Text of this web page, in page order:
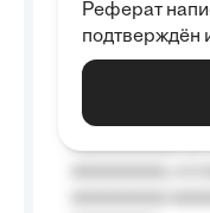
Aaaaaaaaaa
aaaaaaaaaa
aaaaaa a
Aaaaaa-
Aaaaaaaaaa aa
Реферат
подтверждён